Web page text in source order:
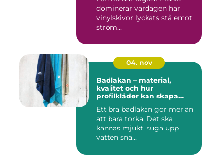
dominerar vardagen har
vinylskivor lyckats stå emot
ström...
04. nov
Badlakan – material,
kvalitet och hur
profilkläder kan skapa
Ett bra badlakan gör mer än
att bara torka. Det ska
kännas mjukt, suga upp
vatten sna...